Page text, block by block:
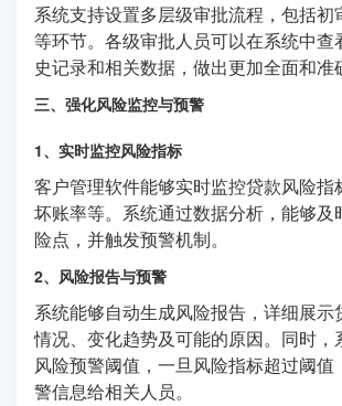
系统支持设置多层级审批流程，包括初
等环节。各级审批人员可以在系统中查
史记录和相关数据，做出更加全面和准
三、强化风险监控与预警
1、实时监控风险指标
客户管理软件能够实时监控贷款风险指
坏账率等。系统通过数据分析，能够及
险点，并触发预警机制。
2、风险报告与预警
系统能够自动生成风险报告，详细展示
情况、变化趋势及可能的原因。同时，
风险预警阈值，一旦风险指标超过阈值
警信息给相关人员。